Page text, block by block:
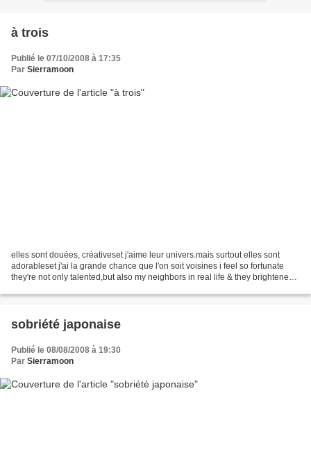
à trois
Publié le 07/10/2008 à 17:35
Par Sierramoon
elles sont douées, créativeset j'aime leur univers.mais surtout elles sont
adorableset j'ai la grande chance que l'on soit voisines i feel so fortunate
they're not only talented,but also my neighbors in real life & they brightened
sobriété japonaise
Publié le 08/08/2008 à 19:30
Par Sierramoon